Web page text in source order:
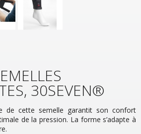
30SEVEN®
de cette semelle garantit son confort
de la pression. La forme s’adapte à